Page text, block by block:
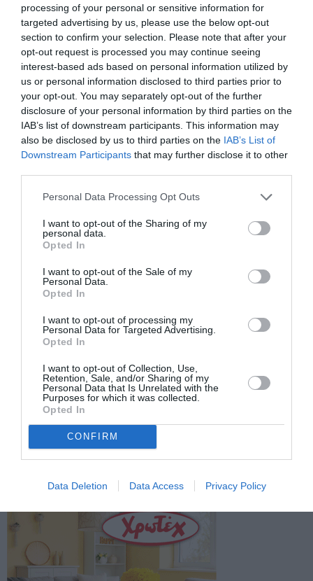
processing of your personal or sensitive information for
targeted advertising by us, please use the below opt-out
section to confirm your selection. Please note that after your
opt-out request is processed you may continue seeing
interest-based ads based on personal information utilized by
us or personal information disclosed to third parties prior to
your opt-out. You may separately opt-out of the further
disclosure of your personal information by third parties on the
IAB’s list of downstream participants. This information may
also be disclosed by us to third parties on the IAB’s List of
Downstream Participants that may further disclose it to other
Personal Data Processing Opt Outs
I want to opt-out of the Sharing of my
personal data.
Opted In
I want to opt-out of the Sale of my
Personal Data.
Opted In
I want to opt-out of processing my
Personal Data for Targeted Advertising.
Opted In
I want to opt-out of Collection, Use,
Retention, Sale, and/or Sharing of my
Personal Data that Is Unrelated with the
Purposes for which it was collected.
Opted In
CONFIRM
Data Deletion Data Access Privacy Policy
Συμβούλιο να λάβει απόφαση για να καταθέσει
αίτημα προς τους υπουργούς Εσωτερικών και
Οικονομικών, προκειμένου να προωθηθεί εκ μέρους
τους η έκδοση Προεδρικού Διατάγματος που θα
καθορίζει την 24η Μαρτίου εκάστου έτους, ημέρα
εορτασμού της ορκωμοσίας και εξέγερσης των
Ντρέδων, ως δημόσια εορτή τοπικής σημασίας για το
Δήμο Οιχαλίας.
ΟΙΧΑΛΙΑ
Facebook